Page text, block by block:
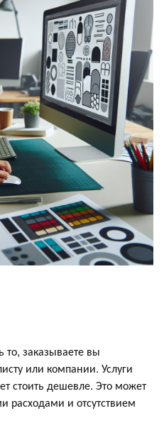
заказываете вы
или компании. Услуги
стоить дешевле. Это может
расходами и отсутствием